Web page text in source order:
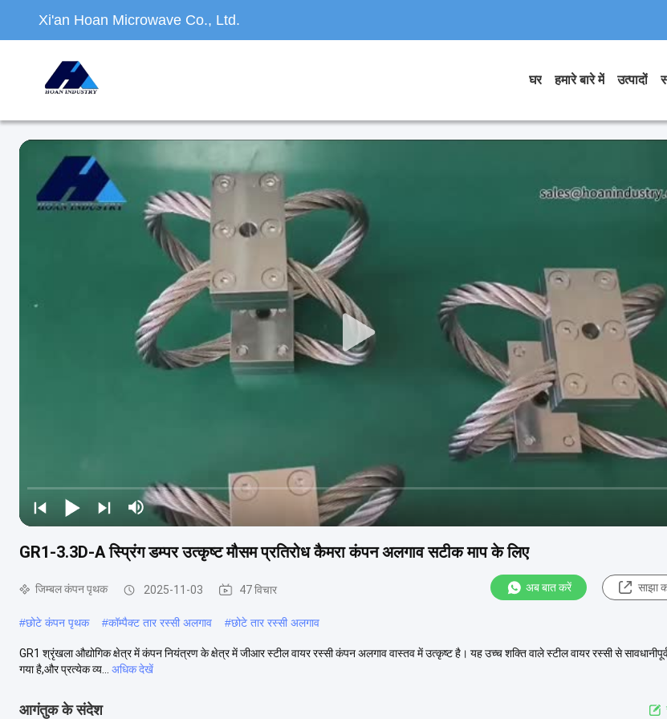
Xi'an Hoan Microwave Co., Ltd.
घर हमारे बारे में उत्पादों
GR1-3.3D-A स्प्रिंग डम्पर उत्कृष्ट मौसम प्रतिरोध कैमरा कंपन अलगाव सटीक माप के लिए
जिम्बल कंपन पृथक 2025-11-03 47 विचार अब बात करें साझा
#छोटे कंपन पृथक #कॉम्पैक्ट तार रस्सी अलगाव #छोटे तार रस्सी अलगाव
GR1 श्रृंखला औद्योगिक क्षेत्र में कंपन नियंत्रण के क्षेत्र में जीआर स्टील वायर रस्सी कंपन अलगाव वास्तव में उत्कृष्ट है। यह उच्च शक्ति वाले स्टील वायर रस्सी से
गया है,और प्रत्येक व्य...
अधिक देखें
आगंतुक के संदेश